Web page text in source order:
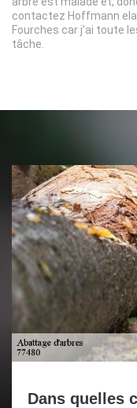
contactez Hoffmann
Fourches car j’ai toute
tâche.
Dans quelles